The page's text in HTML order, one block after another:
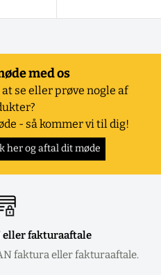
med os
se eller prøve nogle af
- så kommer vi til dig!
her og aftal dit møde
fakturaaftale
faktura eller fakturaaftale.